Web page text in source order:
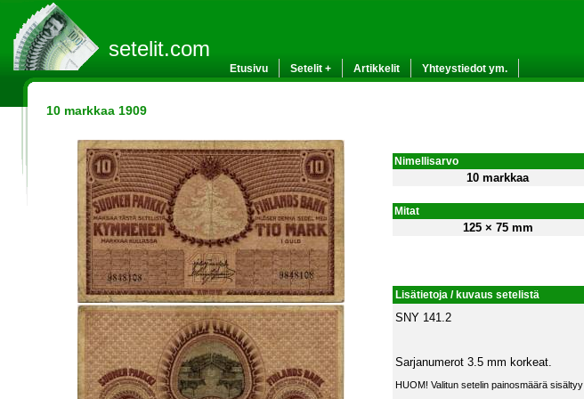
setelit.com
Etusivu Setelit + Artikkelit Yhteystiedot ym.
10 markkaa 1909
Nimellisarvo
10 markkaa
Mitat
125 × 75 mm
Lisätietoja / kuvaus setelistä
SNY 141.2
Sarjanumerot 3.5 mm korkeat.
HUOM! Valitun setelin painosmäärä sisältyy